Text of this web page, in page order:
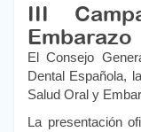
III
Embarazo
El Consejo
Dental Española,
Salud Oral y
La presentación